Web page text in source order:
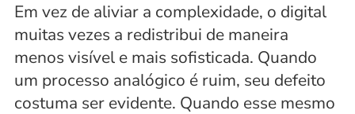
Em vez de aliviar a complexidade, o digital
muitas vezes a redistribui de maneira
menos visível e mais sofisticada. Quando
um processo analógico é ruim, seu defeito
costuma ser evidente. Quando esse mesmo